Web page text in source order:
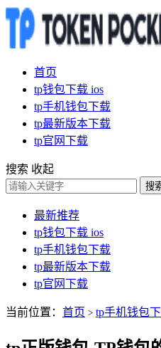
首页
tp钱包下载 ios
tp手机钱包下载
tp最新版本下载
tp官网下载
搜索 收起
搜
最新推荐
tp钱包下载 ios
tp手机钱包下载
tp最新版本下载
tp官网下载
当前位置： 首页 > tp手机钱包